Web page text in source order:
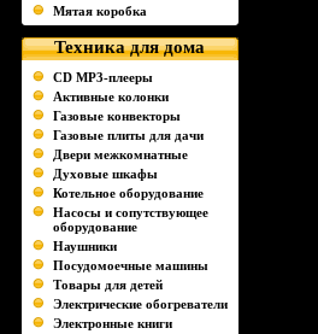
Мятая коробка
Техника для дома
CD MP3-плееры
Активные колонки
Газовые конвекторы
Газовые плиты для дачи
Двери межкомнатные
Духовые шкафы
Котельное оборудование
Насосы и сопутствующее
оборудование
Наушники
Посудомоечные машины
Товары для детей
Электрические обогреватели
Электронные книги